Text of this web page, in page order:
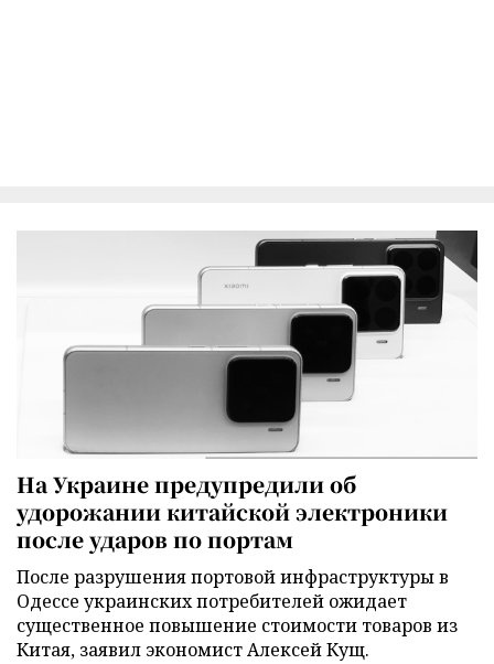
На Украине предупредили об
удорожании китайской электроники
после ударов по портам
После разрушения портовой инфраструктуры в
Одессе украинских потребителей ожидает
существенное повышение стоимости товаров из
Китая, заявил экономист Алексей Кущ.